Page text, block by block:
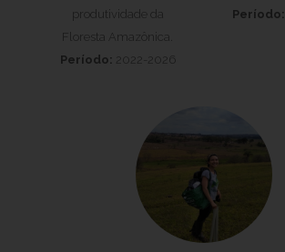
produtividade da
Floresta Amazônica.
Período: 2022-2026
Período: